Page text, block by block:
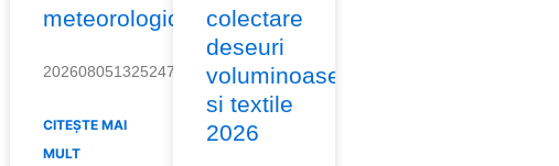
meteorologica
20260805132524711
CITEȘTE MAI
MULT
colectare
deseuri
voluminoase
si textile
2026